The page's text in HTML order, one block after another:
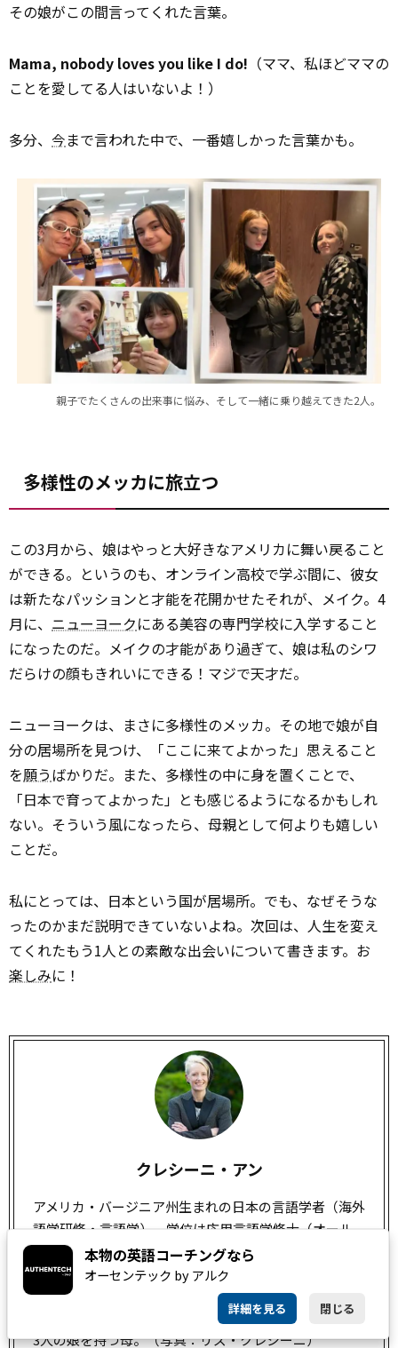
その娘がこの間言ってくれた言葉。
Mama, nobody loves you like I do! （ママ、私ほどママの
ことを愛してる人はいないよ！）
多分、 今まで言われた中で、一番嬉しかった言葉かも。
親子でたくさんの出来事に悩み、そして一緒に乗り越えてきた2人。
多様性のメッカに旅立つ
この3月から、娘はやっと大好きなアメリカに舞い戻ること
ができる。というのも、オンライン高校で学ぶ間に、彼女
は新たなパッションと才能を花開かせた――それが、メイク。4
月に、 ニューヨークにある美容の専門学校に入学すること
になったのだ。メイクの才能があり過ぎて、娘は私のシワ
だらけの顔もきれいにできる！マジで天才だ。
ニューヨークは、まさに多様性のメッカ。その地で娘が自
分の居場所を見つけ、「ここに来てよかった」思えること
を願うばかりだ。また、多様性の中に身を置くことで、
「日本で育ってよかった」とも感じるようになるかもしれ
ない。そういう風になったら、母親として何よりも嬉しい
ことだ。
私にとっては、日本という国が居場所。でも、なぜそうな
ったのかまだ説明できていないよね。次回は、人生を変え
てくれたもう1人との素敵な出会いについて書きます。お
楽しみに！
クレシーニ・アン
アメリカ・バージニア州生まれの日本の言語学者（海外
語学研修・言語学）。学位は応用言語学修士（オール
ド・ドミニオン大学・2002年）。北九州市立大学基盤
教育センターひびきの分室准教授。和製英語と外来語
について研究している。作家、コラムニスト、ブロガ
ー、コメンテーター、YouTuber、むなかた応援大使、
3人の娘を持つ母。（写真：リズ・クレシーニ）
本物の英語コーチングなら
オーセンテック by アルク
詳細を見る 閉じる